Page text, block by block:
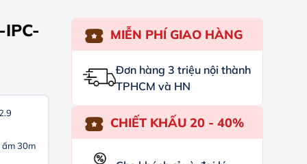
30m
MIỄN PHÍ GIAO HÀNG
Đơn hàng 3 triệu nội thành
TPHCM và HN
CHIẾT KHẤU 20 - 40%